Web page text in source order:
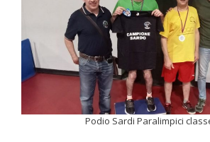
Podio Sardi Paralimpici